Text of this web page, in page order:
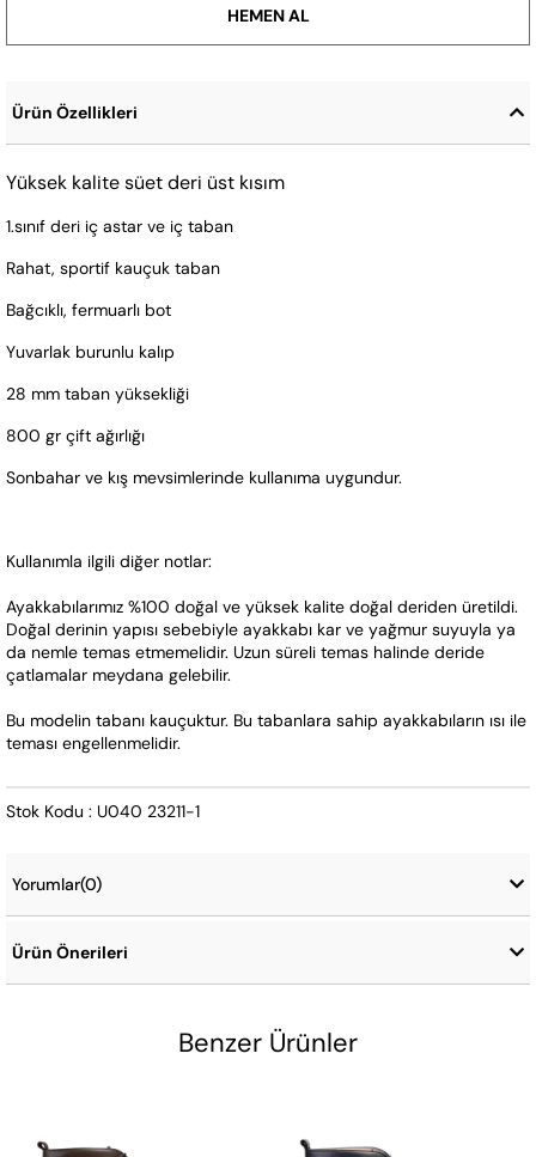
Ürün Özellikleri
Yüksek kalite süet deri üst kısım
1.sınıf deri iç astar ve iç taban
Rahat, sportif kauçuk taban
Bağcıklı, fermuarlı bot
Yuvarlak burunlu kalıp
28 mm taban yüksekliği
800 gr çift ağırlığı
Sonbahar ve kış mevsimlerinde kullanıma uygundur.
Kullanımla ilgili diğer notlar:
Ayakkabılarımız %100 doğal ve yüksek kalite doğal deriden üretildi.
Doğal derinin yapısı sebebiyle ayakkabı kar ve yağmur suyuyla ya
da nemle temas etmemelidir. Uzun süreli temas halinde deride
çatlamalar meydana gelebilir.
Bu modelin tabanı kauçuktur. Bu tabanlara sahip ayakkabıların ısı ile
teması engellenmelidir.
Stok Kodu : U040 23211-1
Yorumlar(0)
Ürün Önerileri
Benzer Ürünler